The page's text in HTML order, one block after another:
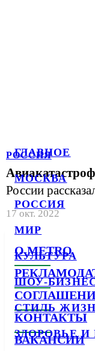
ГЛАВНОЕ
МОСКВА
РОССИЯ
МИР
КУЛЬТУРА
ШОУ-
СТИЛЬ
ЗДОРОВЬЕ
РОССИЯ
России
17 окт. 2022
О METRO
КОНТАКТЫ
ВАКАНСИИ